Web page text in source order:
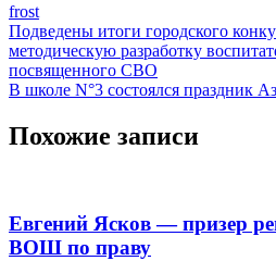
frost
Навигация
по
записям
Подведены итоги городского
методическую разработку
посвященного СВО
В школе N°3 состоялся праздник
Похожие записи
Евгений Ясков — призер
ВОШ по праву